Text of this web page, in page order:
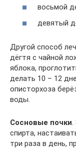
восьмой
девятый
Другой способ
дёгтя с чайной
яблока,
делать 10 – 12
описторхоза
воды.
Сосновые почки.
спирта,
три раза в день,